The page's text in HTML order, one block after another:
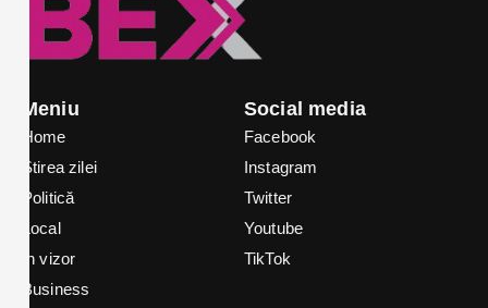
Meniu
Home
Știrea zilei
Politică
Local
In vizor
Business
Social media
Facebook
Instagram
Twitter
Youtube
TikTok